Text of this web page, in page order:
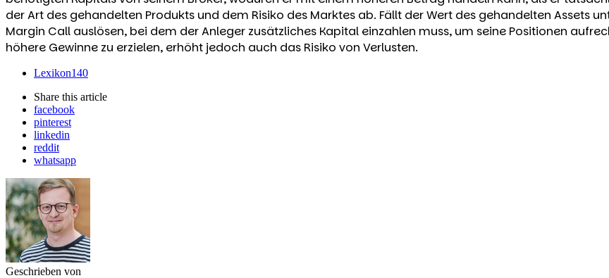
der Art des gehandelten Produkts und dem Risiko des Marktes ab. Fällt der Wert des gehandelten Assets
Margin Call auslösen, bei dem der Anleger zusätzliches Kapital einzahlen muss, um seine Positionen
höhere Gewinne zu erzielen, erhöht jedoch auch das Risiko von Verlusten.
Lexikon140
Share this article
facebook
pinterest
linkedin
reddit
whatsapp
Geschrieben von